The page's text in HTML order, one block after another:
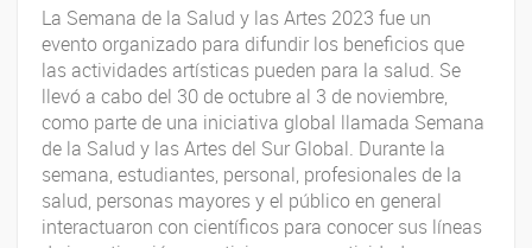
La Semana de la Salud y las Artes 2023 fue un
evento organizado para difundir los beneficios que
las actividades artísticas pueden para la salud. Se
llevó a cabo del 30 de octubre al 3 de noviembre,
como parte de una iniciativa global llamada Semana
de la Salud y las Artes del Sur Global. Durante la
semana, estudiantes, personal, profesionales de la
salud, personas mayores y el público en general
interactuaron con científicos para conocer sus líneas